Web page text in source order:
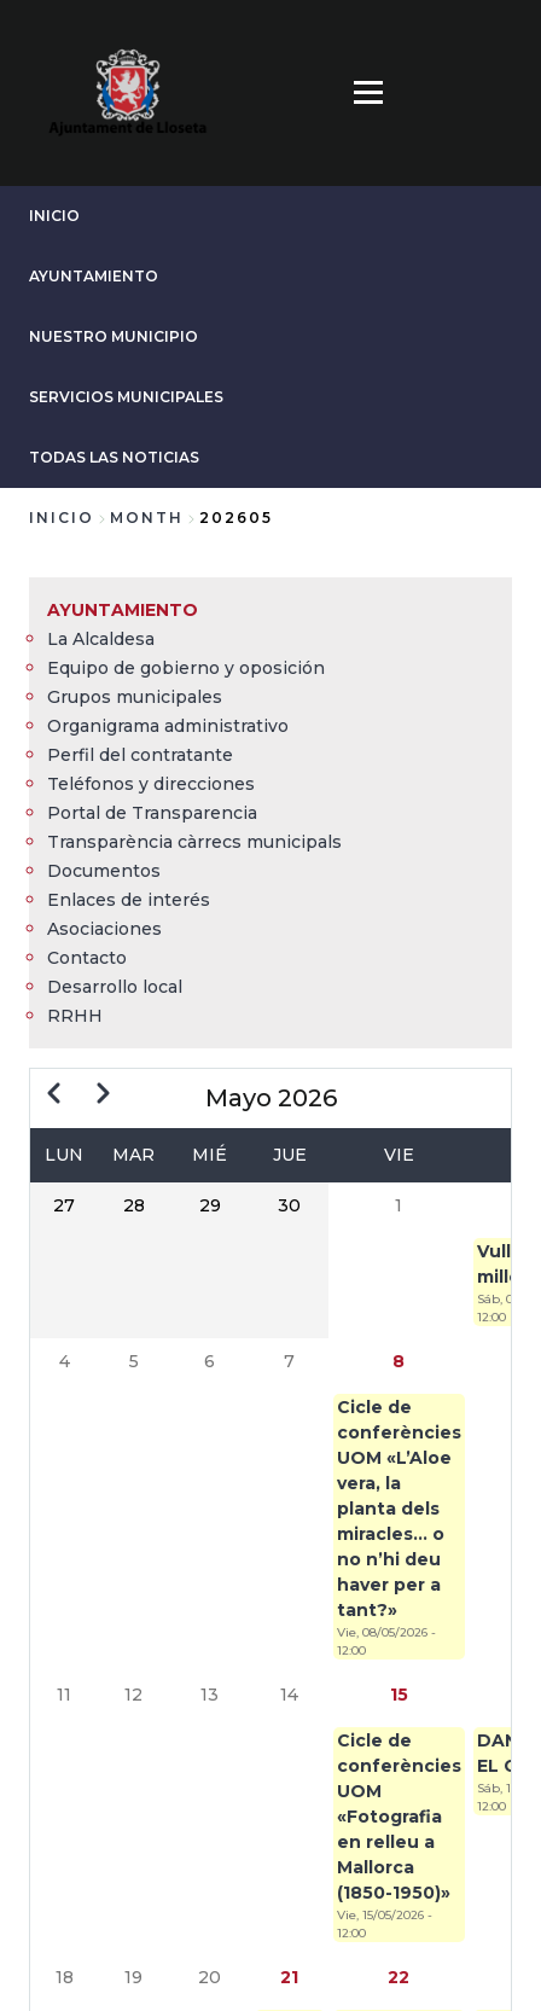
INICIO
AYUNTAMIENTO
NUESTRO MUNICIPIO
SERVICIOS MUNICIPALES
TODAS LAS NOTICIAS
enlaces
de
ayuda
a
la
navegación
INICIO MONTH 202605
AYUNTAMIENTO
La Alcaldesa
Equipo de gobierno y oposición
Grupos municipales
Organigrama administrativo
Perfil del contratante
Teléfonos y direcciones
Portal de Transparencia
Transparència càrrecs municipals
Documentos
Enlaces de interés
Asociaciones
Contacto
Desarrollo local
RRHH
Mayo 2026
PAGINACIÓN
AnteriorSiguiente
LUN MAR MIÉ JUE VIE
27 28 29 30 1
Vull
millor
Sáb, 02/
12:00
4 5 6 7 8
Cicle de
conferències
UOM «L’Aloe
vera, la
planta dels
miracles... o
no n’hi deu
haver per a
tant?»
Vie, 08/05/2026 -
12:00
11 12 13 14 15
Cicle de
conferències
UOM
«Fotografia
en relleu a
Mallorca
(1850-1950)»
Vie, 15/05/2026 -
12:00
EL
Sáb, 16/
12:00
18 19 20 21 22